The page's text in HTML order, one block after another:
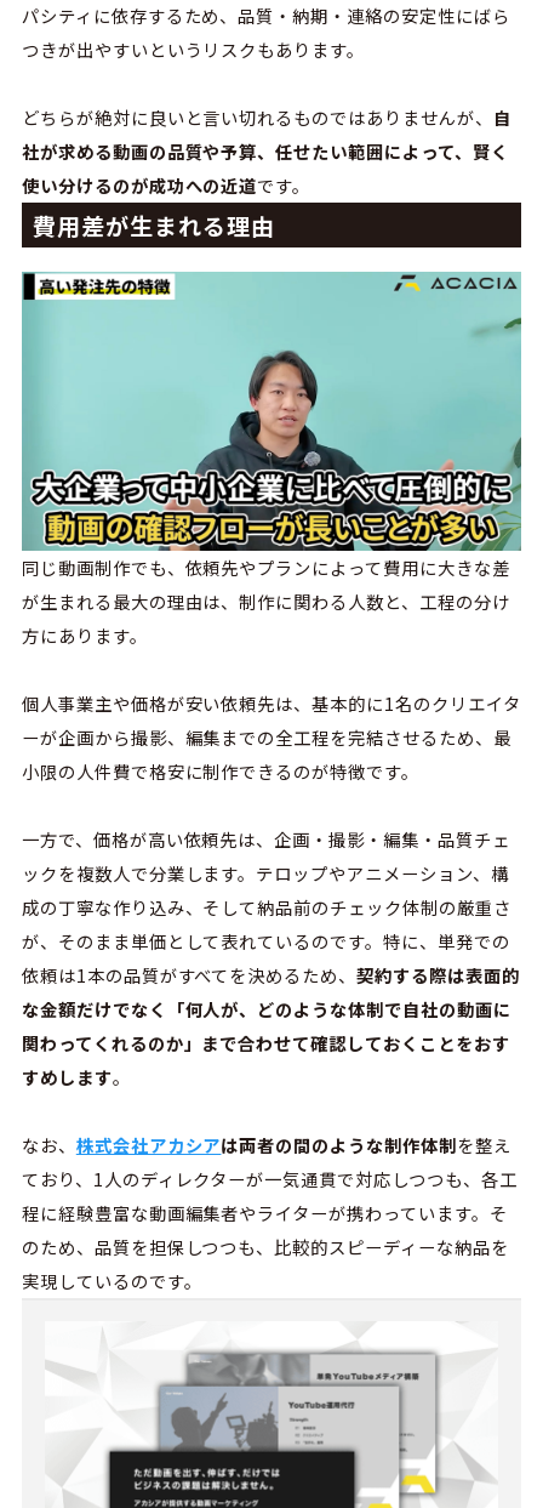
パシティに依存するため、品質・納期・連絡の安定性にばら
つきが出やすいというリスクもあります。
どちらが絶対に良いと言い切れるものではありませんが、
自
社が求める動画の品質や予算、任せたい範囲によって、賢く
使い分けるのが成功への近道です。
費用差が生まれる理由
同じ動画制作でも、依頼先やプランによって費用に大きな差
が生まれる最大の理由は、制作に関わる人数と、工程の分け
方にあります。
個人事業主や価格が安い依頼先は、基本的に1名のクリエイタ
ーが企画から撮影、編集までの全工程を完結させるため、最
小限の人件費で格安に制作できるのが特徴です。
一方で、価格が高い依頼先は、企画・撮影・編集・品質チェ
ックを複数人で分業します。テロップやアニメーション、構
成の丁寧な作り込み、そして納品前のチェック体制の厳重さ
が、そのまま単価として表れているのです。特に、単発での
依頼は1本の品質がすべてを決めるため、契約する際は表面的
な金額だけでなく「何人が、どのような体制で自社の動画に
関わってくれるのか」まで合わせて確認しておくことをおす
すめします。
なお、 株式会社アカシアは両者の間のような制作体制を整え
ており、1人のディレクターが一気通貫で対応しつつも、各工
程に経験豊富な動画編集者やライターが携わっています。そ
のため、品質を担保しつつも、比較的スピーディーな納品を
実現しているのです。